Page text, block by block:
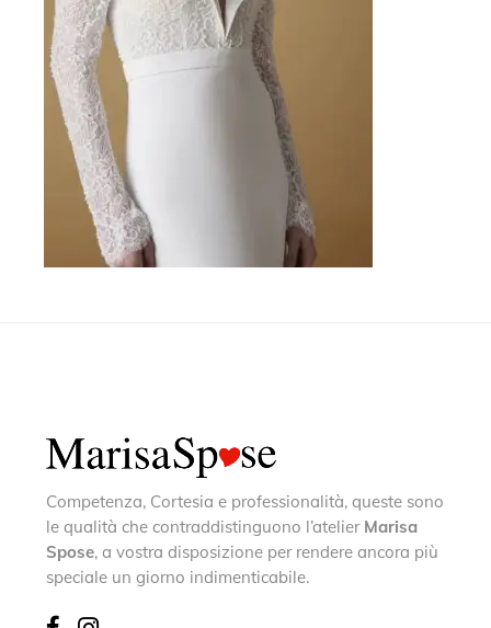
Competenza, Cortesia e professionalità, queste sono
le qualità che contraddistinguono l’atelier Marisa
Spose, a vostra disposizione per rendere ancora più
speciale un giorno indimenticabile.